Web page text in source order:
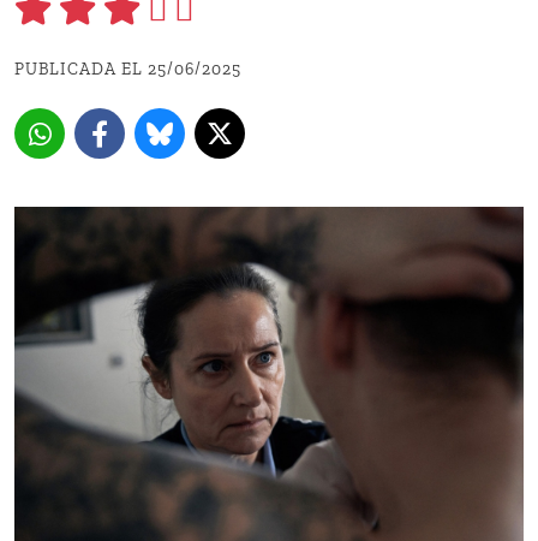
PUBLICADA EL 25/06/2025